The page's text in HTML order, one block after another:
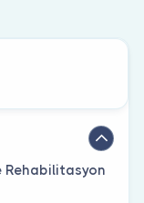
Rehabilitasyon